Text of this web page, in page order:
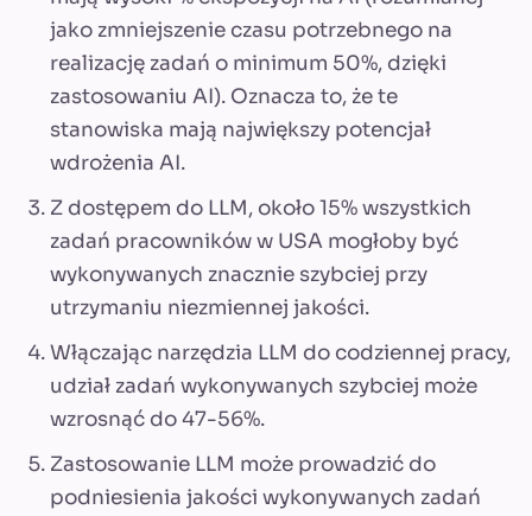
jako zmniejszenie czasu potrzebnego na
realizację zadań o minimum 50%, dzięki
zastosowaniu AI). Oznacza to, że te
stanowiska mają największy potencjał
wdrożenia AI.
Z dostępem do LLM, około 15% wszystkich
zadań pracowników w USA mogłoby być
wykonywanych znacznie szybciej przy
utrzymaniu niezmiennej jakości.
Włączając narzędzia LLM do codziennej pracy,
udział zadań wykonywanych szybciej może
wzrosnąć do 47-56%.
Zastosowanie LLM może prowadzić do
podniesienia jakości wykonywanych zadań